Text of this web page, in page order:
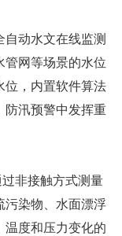
动水文在线监测
管网等场景的水位
位，内置软件算法
防汛预警中发挥重
非接触方式测量
污染物、水面漂浮
温度和压力变化的